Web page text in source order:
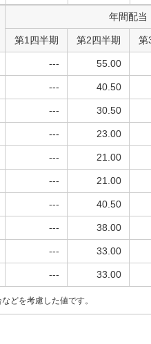
年間配当
第1四半期 第2四半期 第
--- 55.00
--- 40.50
--- 30.50
--- 23.00
--- 21.00
--- 21.00
--- 40.50
--- 38.00
--- 33.00
--- 33.00
どを考慮した値です。